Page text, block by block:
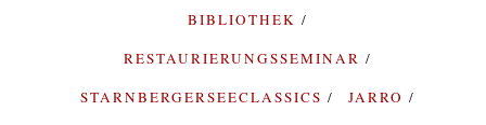
BIBLIOTHEK
RESTAURIERUNGSSEMINAR
STARNBERGERSEECLASSICS
JARRO